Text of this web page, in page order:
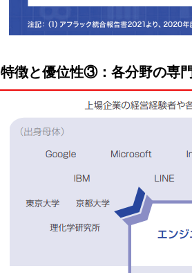
特徴と優位性③：各分野の専